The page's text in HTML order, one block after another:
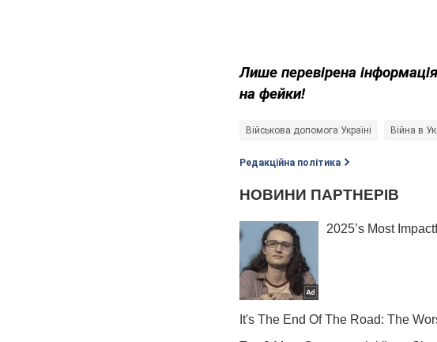
Лише перевірена
на фейки!
Військова допомога Україні Війна в
Редакційна політика